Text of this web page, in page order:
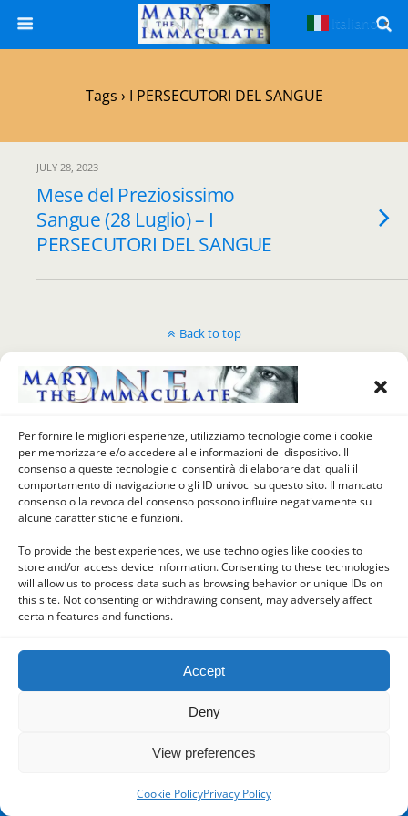
Per fornire le migliori esperienze, utilizziamo tecnologie come i cookie
per memorizzare e/o accedere alle informazioni del dispositivo. Il
consenso a queste tecnologie ci consentirà di elaborare dati quali il
comportamento di navigazione o gli ID univoci su questo sito. Il mancato
consenso o la revoca del consenso possono influire negativamente su
alcune caratteristiche e funzioni.
To provide the best experiences, we use technologies like cookies to
store and/or access device information. Consenting to these technologies
will allow us to process data such as browsing behavior or unique IDs on
this site. Not consenting or withdrawing consent, may adversely affect
certain features and functions.
Accept
Deny
View preferences
Cookie PolicyPrivacy Policy
Tags › I PERSECUTORI DEL SANGUE
JULY 28, 2023
Mese del Preziosissimo
Sangue (28 Luglio) – I
PERSECUTORI DEL SANGUE
Back to top
Mobile Desktop
Italiano ▼
Powered by
WPtouch Mobile Suite for WordPress